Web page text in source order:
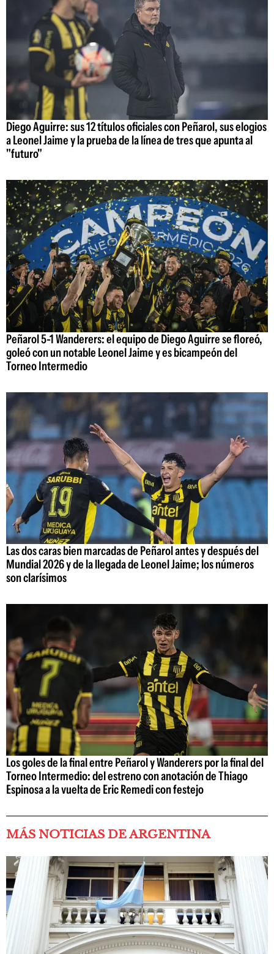
Diego Aguirre: sus 12 títulos oficiales con Peñarol, sus elogios
a Leonel Jaime y la prueba de la línea de tres que apunta al
"futuro"
Peñarol 5-1 Wanderers: el equipo de Diego Aguirre se floreó,
goleó con un notable Leonel Jaime y es bicampeón del
Torneo Intermedio
Las dos caras bien marcadas de Peñarol antes y después del
Mundial 2026 y de la llegada de Leonel Jaime; los números
son clarísimos
Los goles de la final entre Peñarol y Wanderers por la final del
Torneo Intermedio: del estreno con anotación de Thiago
Espinosa a la vuelta de Eric Remedi con festejo
MÁS NOTICIAS DE ARGENTINA